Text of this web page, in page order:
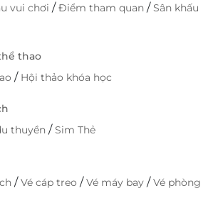
vui chơi /Điểm tham quan /Sân khấu
thao
/ Hội thảo khóa học
thuyền /Sim Thẻ
/Vé cáp treo /Vé máy bay /Vé phòng